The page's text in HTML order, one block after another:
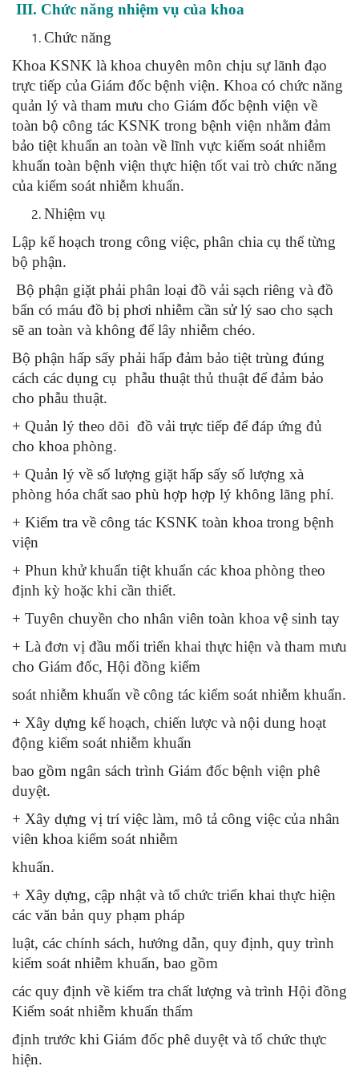
III. Chức năng nhiệm vụ của khoa
Chức năng
Khoa KSNK là khoa chuyên môn chịu sự lãnh đạo
trực tiếp của Giám đốc bệnh viện. Khoa có chức năng
quản lý và tham mưu cho Giám đốc bệnh viện về
toàn bộ công tác KSNK trong bệnh viện nhằm đảm
bảo tiệt khuẩn an toàn về lĩnh vực kiểm soát nhiễm
khuẩn toàn bệnh viện thực hiện tốt vai trò chức năng
của kiểm soát nhiễm khuẩn.
Nhiệm vụ
Lập kế hoạch trong công việc, phân chia cụ thể từng
bộ phận.
Bộ phận giặt phải phân loại đồ vải sạch riêng và đồ
bẩn có máu đồ bị phơi nhiễm cần sử lý sao cho sạch
sẽ an toàn và không để lây nhiễm chéo.
Bộ phận hấp sấy phải hấp đảm bảo tiệt trùng đúng
cách các dụng cụ phẫu thuật thủ thuật để đảm bảo
cho phẫu thuật.
+ Quản lý theo dõi đồ vải trực tiếp để đáp ứng đủ
cho khoa phòng.
+ Quản lý về số lượng giặt hấp sấy số lượng xà
phòng hóa chất sao phù hợp hợp lý không lãng phí.
+ Kiểm tra về công tác KSNK toàn khoa trong bệnh
viện
+ Phun khử khuẩn tiệt khuẩn các khoa phòng theo
định kỳ hoặc khi cần thiết.
+ Tuyên chuyền cho nhân viên toàn khoa vệ sinh tay
+ Là đơn vị đầu mối triển khai thực hiện và tham mưu
cho Giám đốc, Hội đồng kiểm
soát nhiễm khuẩn về công tác kiểm soát nhiễm khuẩn.
+ Xây dựng kế hoạch, chiến lược và nội dung hoạt
động kiểm soát nhiễm khuẩn
bao gồm ngân sách trình Giám đốc bệnh viện phê
duyệt.
+ Xây dựng vị trí việc làm, mô tả công việc của nhân
viên khoa kiểm soát nhiễm
khuẩn.
+ Xây dựng, cập nhật và tổ chức triển khai thực hiện
các văn bản quy phạm pháp
luật, các chính sách, hướng dẫn, quy định, quy trình
kiểm soát nhiễm khuẩn, bao gồm
các quy định về kiểm tra chất lượng và trình Hội đồng
Kiểm soát nhiễm khuẩn thẩm
định trước khi Giám đốc phê duyệt và tổ chức thực
hiện.